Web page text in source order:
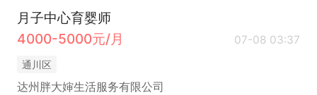
月子中心育婴师
4000-5000元/月
07-08 03:37
通川区
达州胖大婶生活服务有限公司